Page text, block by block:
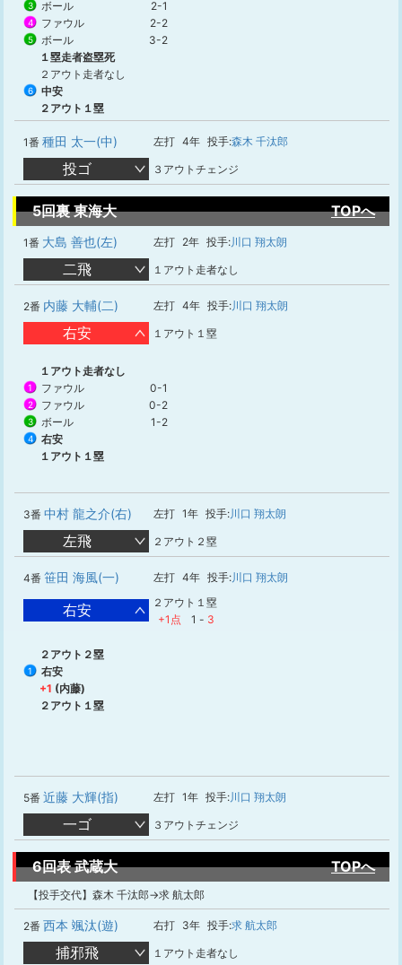
3 ボール 2-1
4 ファウル 2-2
5 ボール
3-2
１塁走者盗塁死
２アウト走者なし
6
中安
２アウト１塁
1番 種田 太一(中) 左打 4年 投手:森木 千汰郎
投ゴ ３アウトチェンジ
5回裏 東海大 TOPへ
1番 大島 善也(左) 左打 2年 投手:川口 翔太朗
二飛 １アウト走者なし
2番 内藤 大輔(二) 左打 4年 投手:川口 翔太朗
右安 １アウト１塁
１アウト走者なし
1 ファウル 0-1
2 ファウル 0-2
3 ボール 1-2
4
右安
１アウト１塁
3番 中村 龍之介(右) 左打 1年 投手:川口 翔太朗
左飛 ２アウト２塁
4番 笹田 海風(一) 左打 4年 投手:川口 翔太朗
右安
２アウト１塁
+1点
1 - 3
２アウト２塁
1
右安
+1 (内藤)
２アウト１塁
5番 近藤 大輝(指) 左打 1年 投手:川口 翔太朗
一ゴ ３アウトチェンジ
6回表 武蔵大 TOPへ
【投手交代】森木 千汰郎→求 航太郎
2番 西本 颯汰(遊) 右打 3年 投手:求 航太郎
捕邪飛 １アウト走者なし